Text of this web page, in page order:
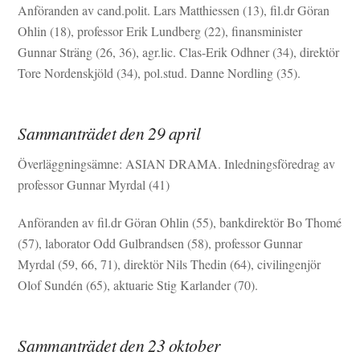
Anföranden av cand.polit. Lars Matthiessen (13), fil.dr Göran
Ohlin (18), professor Erik Lundberg (22), finansminister
Gunnar Sträng (26, 36), agr.lic. Clas-Erik Odhner (34), direktör
Tore Nordenskjöld (34), pol.stud. Danne Nordling (35).
Sammanträdet den 29 april
Överläggningsämne: ASIAN DRAMA. Inledningsföredrag av
professor Gunnar Myrdal (41)
Anföranden av fil.dr Göran Ohlin (55), bankdirektör Bo Thomé
(57), laborator Odd Gulbrandsen (58), professor Gunnar
Myrdal (59, 66, 71), direktör Nils Thedin (64), civilingenjör
Olof Sundén (65), aktuarie Stig Karlander (70).
Sammanträdet den 23 oktober